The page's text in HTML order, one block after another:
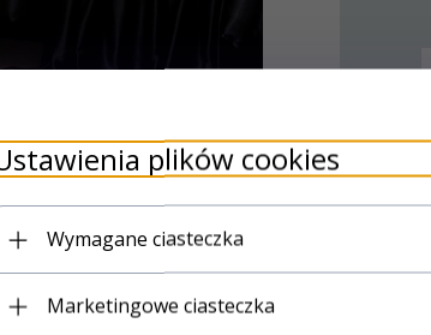
plików cookies
Wymagane ciasteczka
Marketingowe ciasteczka